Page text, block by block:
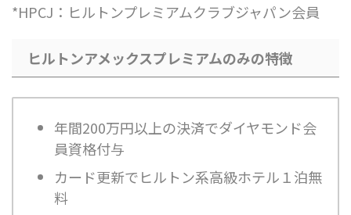
*HPCJ：ヒルトンプレミアムクラブジャパン会員
ヒルトンアメックスプレミアムのみの特徴
年間200万円以上の決済でダイヤモンド会
員資格付与
カード更新でヒルトン系高級ホテル１泊無
料